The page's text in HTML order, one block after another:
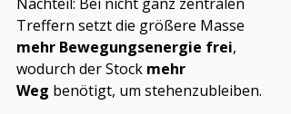
Nachteil: Bei nicht ganz zentralen
Treffern setzt die größere Masse
mehr Bewegungsenergie frei,
wodurch der Stock mehr
Weg benötigt, um stehenzubleiben.